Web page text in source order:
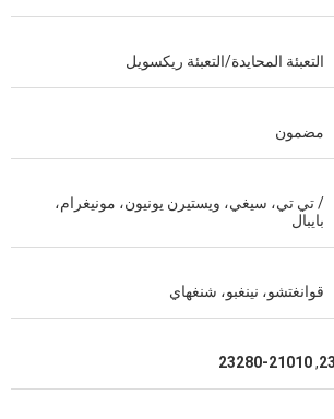
التعبئة المحايدة/التعبئة ريكسويل
مضمون
/ تي تي، سيغي، ويستيرن يونيون، مونيغرام،
بايبال
قوانغتشو، نينغبو، شنغهاي
,
23280-21010